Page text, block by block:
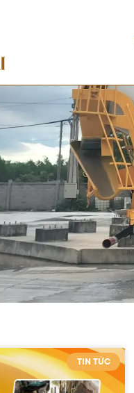
TIN TỨC